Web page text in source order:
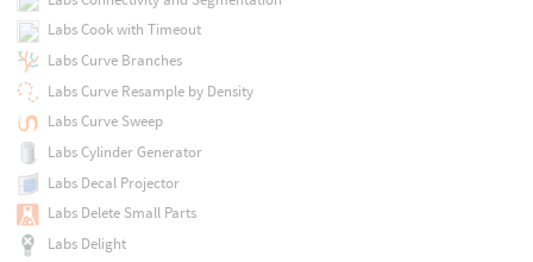
Labs Cook with Timeout
Labs Curve Branches
Labs Curve Resample by Density
Labs Curve Sweep
Labs Cylinder Generator
Labs Decal Projector
Labs Delete Small Parts
Labs Delight